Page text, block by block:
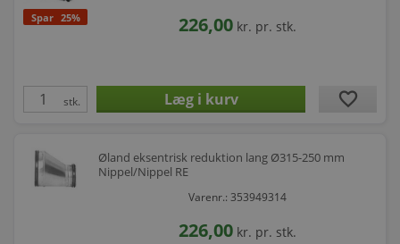
Spar 25% 226,00 kr. pr. stk.
stk. favorite
Øland eksentrisk reduktion lang Ø315-250 mm
Nippel/Nippel RE
Varenr.: 353949314
226,00 kr. pr. stk.